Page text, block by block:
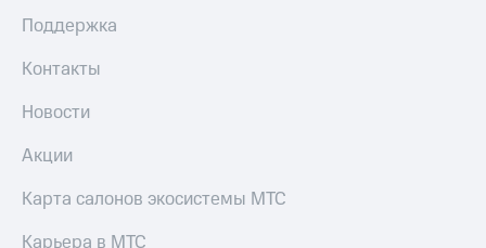
Поддержка
Контакты
Новости
Акции
Карта салонов экосистемы МТС
Карьера в МТС